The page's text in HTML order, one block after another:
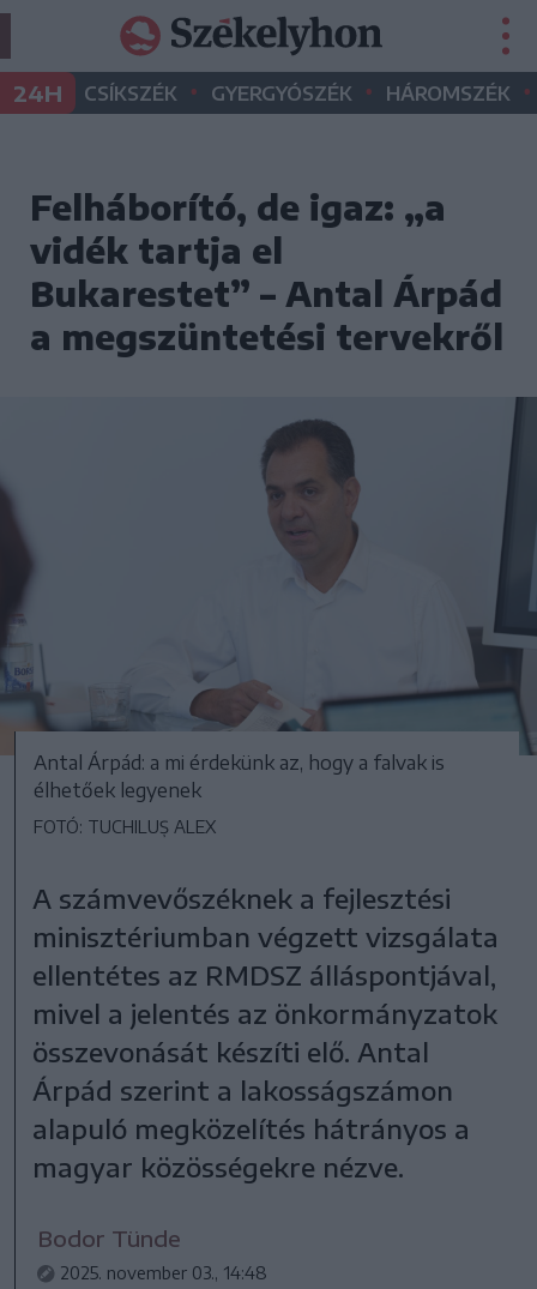
24H CSÍKSZÉK • GYERGYÓSZÉK • HÁROMSZÉK •
Felháborító, de igaz: „a
vidék tartja el
Bukarestet” – Antal Árpád
a megszüntetési tervekről
Antal Árpád: a mi érdekünk az, hogy a falvak is
élhetőek legyenek
FOTÓ: TUCHILUȘ ALEX
A számvevőszéknek a fejlesztési
minisztériumban végzett vizsgálata
ellentétes az RMDSZ álláspontjával,
mivel a jelentés az önkormányzatok
összevonását készíti elő. Antal
Árpád szerint a lakosságszámon
alapuló megközelítés hátrányos a
magyar közösségekre nézve.
Bodor Tünde
2025. november 03., 14:48